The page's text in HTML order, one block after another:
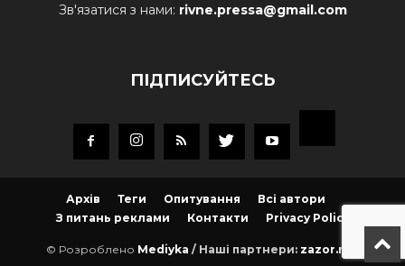
Зв'язатися з нами: rivne.pressa@gmail.com
ПІДПИСУЙТЕСЬ
Архів Теги Опитування
Всі автори
З питань реклами
Контакти Privacy Policy
© Розроблено Mediyka / Наші партнери: zazor.net